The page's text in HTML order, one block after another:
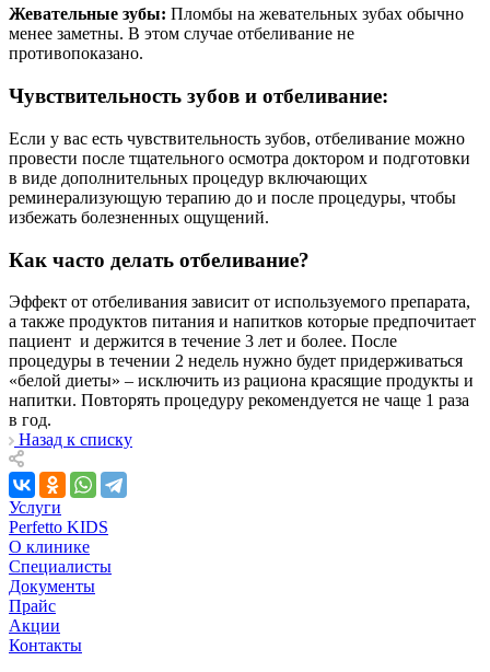
Жевательные зубы: Пломбы на жевательных зубах обычно
менее заметны. В этом случае отбеливание не
противопоказано.
Чувствительность зубов и отбеливание:
Если у вас есть чувствительность зубов, отбеливание можно
провести после тщательного осмотра доктором и подготовки
в виде дополнительных процедур включающих
реминерализующую терапию до и после процедуры, чтобы
избежать болезненных ощущений.
Как часто делать отбеливание?
Эффект от отбеливания зависит от используемого препарата,
а также продуктов питания и напитков которые предпочитает
пациент и держится в течение 3 лет и более. После
процедуры в течении 2 недель нужно будет придерживаться
«белой диеты» – исключить из рациона красящие продукты и
напитки. Повторять процедуру рекомендуется не чаще 1 раза
в год.
Назад к списку
Услуги
Perfetto KIDS
О клинике
Специалисты
Документы
Прайс
Акции
Контакты